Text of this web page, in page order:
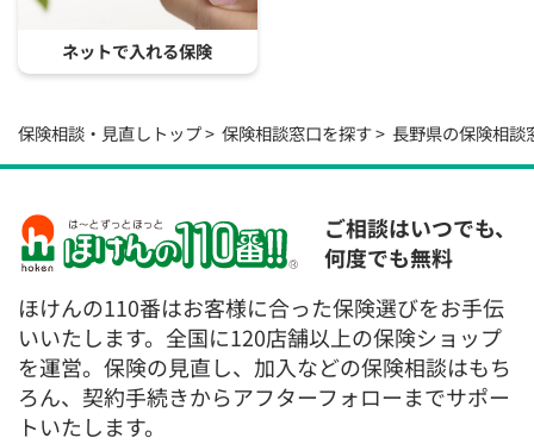
ネットで入れる保険
保険相談・見直しトップ 保険相談窓口を探す 長野県の保険相談
ご相談はいつでも、
何度でも無料
ほけんの110番はお客様に合った保険選びをお手伝
いいたします。全国に120店舗以上の保険ショップ
を運営。保険の見直し、加入などの保険相談はもち
ろん、契約手続きからアフターフォローまでサポー
トいたします。